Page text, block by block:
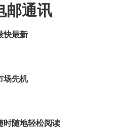
邮通讯
快最新
场先机
时随地轻松阅读